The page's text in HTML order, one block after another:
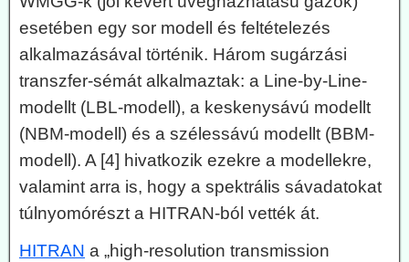
esetében egy sor modell és feltételezés
alkalmazásával történik. Három sugárzási
transzfer-sémát alkalmaztak: a Line-by-Line-
modellt (LBL-modell), a keskenysávú modellt
(NBM-modell) és a szélessávú modellt (BBM-
modell). A [4] hivatkozik ezekre a modellekre,
valamint arra is, hogy a spektrális sávadatokat
túlnyomórészt a HITRAN-ból vették át.
HITRAN a „high-resolution transmission